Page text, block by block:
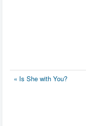
« Is She with You?